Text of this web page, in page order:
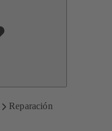
Reparación